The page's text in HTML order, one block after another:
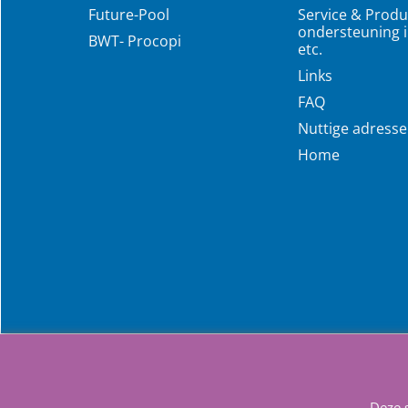
Future-Pool
BWT- Procopi
Service &
ondersteuning
etc.
Links
FAQ
Nuttige
Home